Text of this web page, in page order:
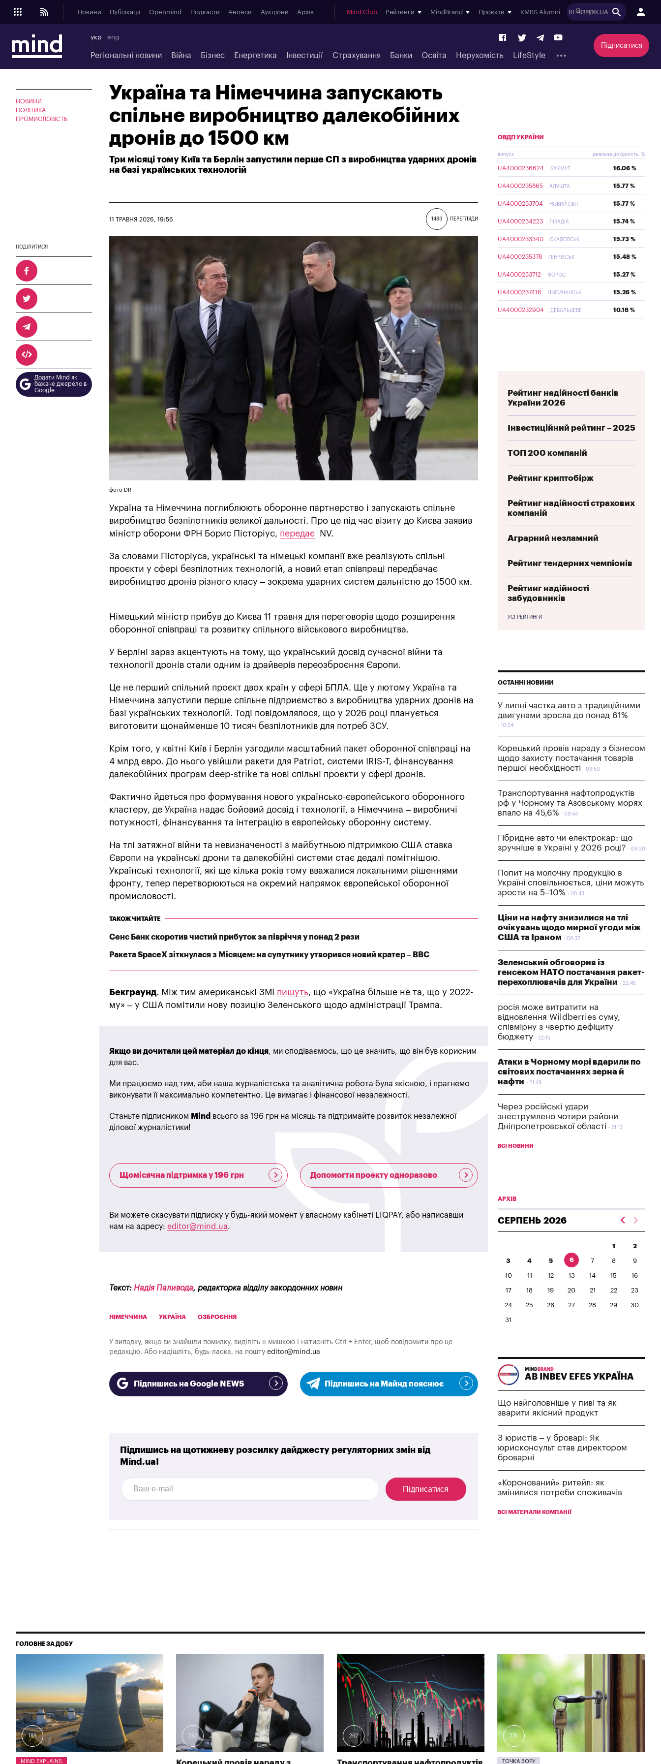
Новини Публікації Openmind Подкасти Анонси Аукціони Архів Mind Club Рейтинги MindBrand Проєкти KMBS Alumni REACTOR.UA
укр eng
Регіональні новини Війна Бізнес Енергетика Інвестиції Страхування Банки Освіта Нерухомість LifeStyle
Підписатися
НОВИНИ
ПОЛІТИКА
ПРОМИСЛОВІСТЬ
Україна та Німеччина запускають
спільне виробництво далекобійних
дронів до 1500 км
Три місяці тому Київ та Берлін запустили перше СП з виробництва ударних дронів
на базі українських технологій
1483 ПЕРЕГЛЯДИ
11 ТРАВНЯ 2026, 19:56
ПОДІЛИТИСЯ
Додати Mind як
бажане джерело в
Google
фото DR
Україна та Німеччина поглиблюють оборонне партнерство і запускають спільне
виробництво безпілотників великої дальності. Про це під час візиту до Києва заявив
міністр оборони ФРН Борис Пісторіус, передає NV.
За словами Пісторіуса, українські та німецькі компанії вже реалізують спільні
проєкти у сфері безпілотних технологій, а новий етап співпраці передбачає
виробництво дронів різного класу – зокрема ударних систем дальністю до 1500 км.
Німецький міністр прибув до Києва 11 травня для переговорів щодо розширення
оборонної співпраці та розвитку спільного військового виробництва.
У Берліні зараз акцентують на тому, що український досвід сучасної війни та
технології дронів стали одним із драйверів переозброєння Європи.
Це не перший спільний проєкт двох країн у сфері БПЛА. Ще у лютому Україна та
Німеччина запустили перше спільне підприємство з виробництва ударних дронів на
базі українських технологій. Тоді повідомлялося, що у 2026 році планується
виготовити щонайменше 10 тисяч безпілотників для потреб ЗСУ.
Крім того, у квітні Київ і Берлін узгодили масштабний пакет оборонної співпраці на
4 млрд євро. До нього увійшли ракети для Patriot, системи IRIS-T, фінансування
далекобійних програм deep-strike та нові спільні проєкти у сфері дронів.
Фактично йдеться про формування нового українсько-європейського оборонного
кластеру, де Україна надає бойовий досвід і технології, а Німеччина – виробничі
потужності, фінансування та інтеграцію в європейську оборонну систему.
На тлі затяжної війни та невизначеності з майбутньою підтримкою США ставка
Європи на українські дрони та далекобійні системи стає дедалі помітнішою.
Українські технології, які ще кілька років тому вважалися локальними рішеннями
фронту, тепер перетворюються на окремий напрямок європейської оборонної
промисловості.
ТАКОЖ ЧИТАЙТЕ
Сенс Банк скоротив чистий прибуток за півріччя у понад 2 рази
Ракета SpaceX зіткнулася з Місяцем: на супутнику утворився новий кратер – BBC
Бекграунд. Між тим американські ЗМІ пишуть, що «Україна більше не та, що у 2022-
му» – у США помітили нову позицію Зеленського щодо адміністрації Трампа.
Якщо ви дочитали цей матеріал до кінця, ми сподіваємось, що це значить, що він був корисним
для вас.
Ми працюємо над тим, аби наша журналістська та аналітична робота була якісною, і прагнемо
виконувати її максимально компетентно. Це вимагає і фінансової незалежності.
Станьте підписником Mind всього за 196 грн на місяць та підтримайте розвиток незалежної
ділової журналістики!
Щомісячна підтримка у 196 грн Допомогти проекту одноразово
Ви можете скасувати підписку у будь-який момент у власному кабінеті LIQPAY, або написавши
нам на адресу: editor@mind.ua.
Текст: Надія Паливода, редакторка відділу закордонних новин
НІМЕЧЧИНА УКРАЇНА ОЗБРОЄННЯ
У випадку, якщо ви знайшли помилку, виділіть її мишкою і натисніть Ctrl + Enter, щоб повідомити про це
редакцію. Або надішліть, будь-ласка, на пошту editor@mind.ua
Підпишись на Google NEWS Підпишись на Майнд пояснює
Підпишись на щотижневу розсилку дайджесту регуляторних змін від
Mind.ua!
Підписатися
ОВДП УКРАЇНИ
випуск реальна дохідність, %
UA4000236624 БАХМУТ 16.06 %
UA4000235865 АЛУШТА 15.77 %
UA4000233704 НОВИЙ СВІТ 15.77 %
UA4000234223 ЛІВАДІЯ 15.74 %
UA4000233340 СКАДОВСЬК 15.73 %
UA4000235378 ГЕНІЧЕСЬК 15.48 %
UA4000233712 ФОРОС 15.27 %
UA4000237416 ЛИСИЧАНСЬК 15.26 %
UA4000232904 ДЕБАЛЬЦЕВЕ 10.16 %
Рейтинг надійності банків
України 2026
Інвестиційний рейтинг – 2025
ТОП 200 компаній
Рейтинг криптобірж
Рейтинг надійності страхових
компаній
Аграрний незламний
Рейтинг тендерних чемпіонів
Рейтинг надійності
забудовників
УСІ РЕЙТИНГИ
ОСТАННІ НОВИНИ
У липні частка авто з традиційними
двигунами зросла до понад 61%
10:24
Корецький провів нараду з бізнесом
щодо захисту постачання товарів
першої необхідності
09:50
Транспортування нафтопродуктів
рф у Чорному та Азовському морях
впало на 45,6%
09:44
Гібридне авто чи електрокар: що
зручніше в Україні у 2026 році?
09:30
Попит на молочну продукцію в
Україні сповільнюється, ціни можуть
зрости на 5–10%
08:43
Ціни на нафту знизилися на тлі
очікувань щодо мирної угоди між
США та Іраном
08:37
Зеленський обговорив із
генсеком НАТО постачання ракет-
перехоплювачів для України
22:45
росія може витратити на
відновлення Wildberries суму,
співмірну з чвертю дефіциту
бюджету
22:15
Атаки в Чорному морі вдарили по
світових постачаннях зерна й
нафти
21:49
Через російські удари
знеструмлено чотири райони
Дніпропетровської області
21:13
ВСІ НОВИНИ
АРХІВ
СЕРПЕНЬ 2026
1 2
3 4 5 6 7 8 9
10 11 12 13 14 15 16
17 18 19 20 21 22 23
24 25 26 27 28 29 30
31
MIND BRAND
AB INBEV EFES УКРАЇНА
Що найголовніше у пиві та як
зварити якісний продукт
З юристів – у броварі: Як
юрисконсульт став директором
броварні
«Коронований» ритейл: як
змінилися потреби споживачів
ВСІ МАТЕРІАЛИ КОМПАНІЇ
ГОЛОВНЕ ЗА ДОБУ
189
MIND EXPLAINS
252 262 275
ТОЧКА ЗОРУ